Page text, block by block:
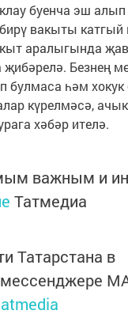
буенча эш
вакыты катгый
аралыгында
җибәрелә. Безнең
булмаса һәм
күрелмәсә,
хәбәр ителә.
важным и
Татмедиа
Татарстана в